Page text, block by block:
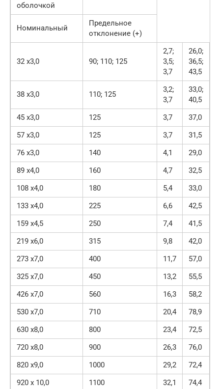
оболочкой
Номинальный
Предельное
отклонение (+)
32 х3,0 90; 110; 125
2,7;
3,5;
3,7
26,0;
36,5;
43,5
38 х3,0 110; 125
3,2;
3,7
33,0;
40,5
45 х3,0
125 3,7
37,0
57 х3,0
125 3,7
31,5
76 х3,0
140 4,1
29,0
89 х4,0
160 4,7
32,5
108 х4,0
180 5,4
33,0
133 х4,0
225 6,6
42,5
159 х4,5
250 7,4
41,5
219 х6,0
315 9,8
42,0
273 х7,0
400 11,7
57,0
325 х7,0
450 13,2
55,5
426 х7,0
560 16,3
58,2
530 х7,0
710 20,4
78,9
630 х8,0
800 23,4
72,5
720 х8,0
900 26,3
76,0
820 х9,0
1000 29,2
72,4
920 х 10,0
1100 32,1
74,4